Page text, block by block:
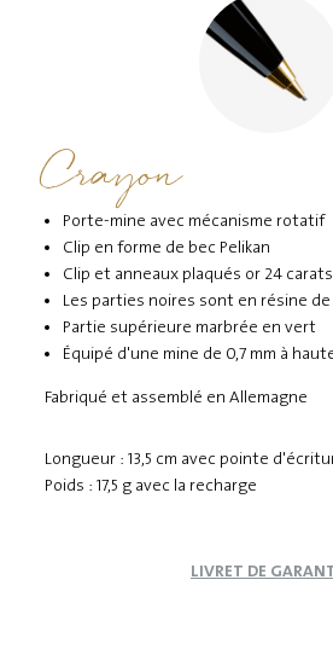
Crayon
Porte-mine avec mécanisme rotatif
Clip en forme de bec Pelikan
Clip et anneaux plaqués or 24
Les parties noires sont en résine
Partie supérieure marbrée en vert
Équipé d'une mine de 0,7 mm à
Fabriqué et assemblé en Allemagne
Longueur : 13,5 cm avec pointe
Poids : 17,5 g avec la recharge
LIVRET DE